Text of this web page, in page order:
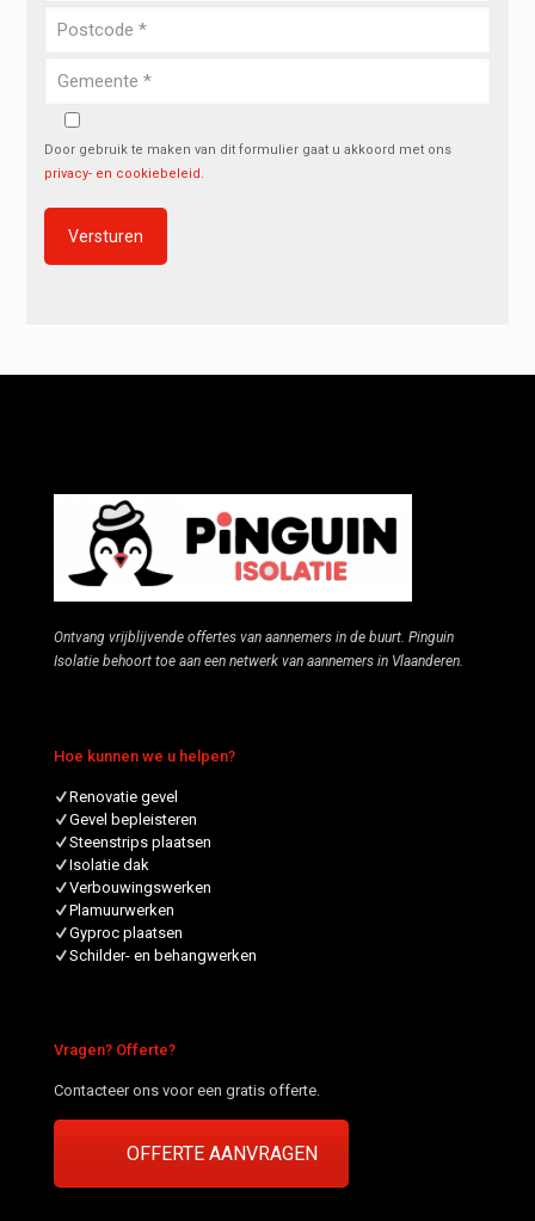
Door gebruik te maken van dit formulier gaat u akkoord met ons
privacy- en cookiebeleid.
Ontvang vrijblijvende offertes van aannemers in de buurt. Pinguin
Isolatie behoort toe aan een netwerk van aannemers in Vlaanderen.
Hoe kunnen we u helpen?
Renovatie gevel
Gevel bepleisteren
Steenstrips plaatsen
Isolatie dak
Verbouwingswerken
Plamuurwerken
Gyproc plaatsen
Schilder- en behangwerken
Vragen? Offerte?
Contacteer ons voor een gratis offerte.
OFFERTE AANVRAGEN